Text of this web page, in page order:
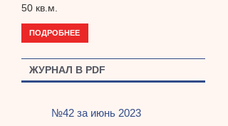
50 кв.м.
ПОДРОБНЕЕ
ЖУРНАЛ В PDF
№42 за июнь 2023